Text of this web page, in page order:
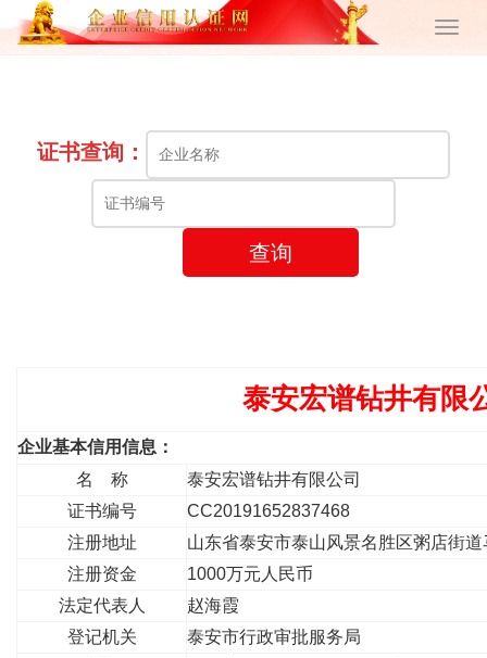
证书查询：
查询
泰安宏谱钻井有限
企业基本信用信息：
名 称
泰安宏谱钻井有限公司
证书编号
CC20191652837468
注册地址
山东省泰安市泰山风景名胜区粥店街
注册资金
1000万元人民币
法定代表人
赵海霞
登记机关
泰安市行政审批服务局